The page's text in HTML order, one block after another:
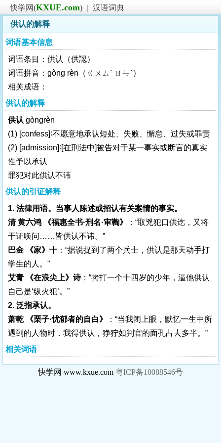
快学网(KXUE.com) | 汉语词典
供认的解释
词语基本信息
词语条目：供认（供認）
词语拼音：gòng rèn（ㄍㄨㄙˋ ㄖㄣˋ）
相关成语：
供认的解释
供认 gòngrèn
(1) [confess]∶不愿意地承认短处、失败、懈怠、过失或罪责
(2) [admission]∶[在刑法中]被告对于某一事实或断言的真实
性予以承认
罪犯对此供认不讳
供认的引证解释
1. 法律用语。当事人陈述或招认有关案情的事实。
清 黄六鸿 《福惠全书·刑名·审鞫》
：“取兇犯口供讫，又将
干证唤问……皆供认不讳。”
巴金 《家》十 ：“据说捉到了两个兵士，供认是那天动手打
学生的人。”
艾青 《在浪尖上》诗：“拷打一个十四岁的少年，逼他供认
自己是‘纵火犯’。”
2. 泛指承认。
萧乾 《栗子·忧郁者的自白》
：“当我闭上眼，默忆一生中所
遇到的人物时，我得供认，狰狞如判官的面孔占去多半。”
相关词语
快学网 www.kxue.com 粤ICP备10088546号